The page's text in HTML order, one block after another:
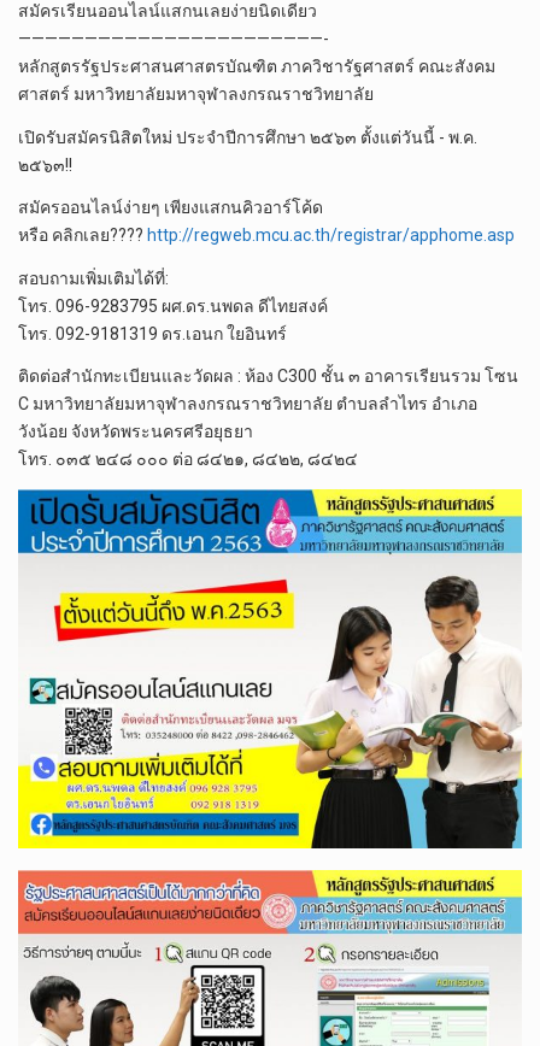
สมัคร​เรียนออนไลน์​แสกนเลยง่ายนิดเดียว
———————————————————————-
หลักสูตร​รัฐประศาสน​ศา​ส​ตร​บัณฑิต​ ภาค​วิชา​รัฐศาสตร์​ คณะสังคม​
ศาสตร์​ มหา​วิทยาลัย​มหา​จุฬา​ลง​ก​รณ​ราช​วิทยาลัย​
เปิดรับสมัคร​นิสิต​ใหม่​ ประจำปีการศึกษา​ ๒๕​๖​๓​ ตั้งแต่วันนี้​ -​ พ.ค.​
๒๕๖๓!!
สมัคร​ออนไลน์​ง่ายๆ​ เพียงแสกนคิวอาร์โค้ด
หรือ​ คลิกเลย???? http://regweb.mcu.ac.th/registrar/apphome.asp
สอบถาม​เพิ่มเติม​ได้ที่​:
โทร.​ 096-9283795 ผศ.ดร.นพดล​ ดีไทยสงค์
โทร.​ 092-9181319 ดร.เอนก​ ใยอินทร์
ติดต่อสำนักทะเบียนและวัดผล : ห้อง C300 ชั้น ๓ อาคารเรียนรวม โซน
C มหาวิทยาลัยมหาจุฬาลงกรณราชวิทยาลัย ตำบลลำไทร อำเภอ
วังน้อย จังหวัดพระนครศรีอยุธยา
โทร. ๐๓๕ ๒๔๘ ๐๐๐ ต่อ ๘๔๒๑, ๘๔๒๒, ๘๔๒๔